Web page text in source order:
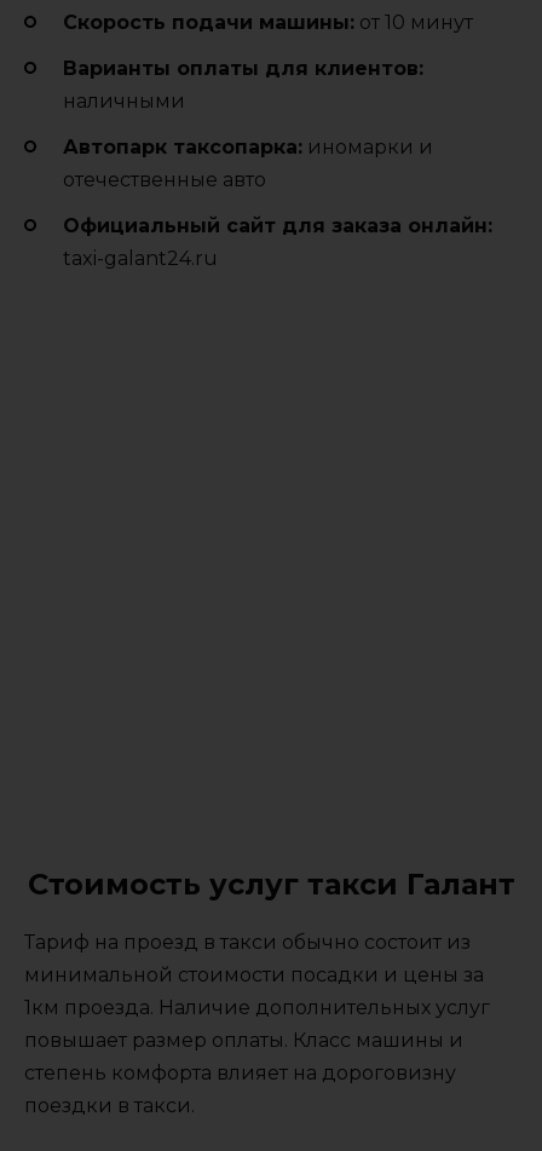
Cкорость подачи машины: от 10 минут
Варианты оплаты для клиентов:
наличными
Автопарк таксопарка: иномарки и
отечественные авто
Официальный сайт для заказа онлайн:
taxi-galant24.ru
Стоимость услуг такси Галант
Тариф на проезд в такси обычно состоит из
минимальной стоимости посадки и цены за
1км проезда. Наличие дополнительных услуг
повышает размер оплаты. Класс машины и
степень комфорта влияет на дороговизну
поездки в такси.